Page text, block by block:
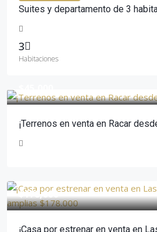
Suites y departamento de 3
3
Habitaciones
¡Terrenos en venta en Racar
$178,000
¡Casa por estrenar en venta en